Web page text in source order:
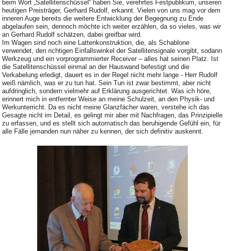
beim Wort „Satellitenschüssel“ haben Sie, verehrtes Festpublikum, unseren
heutigen Preisträger, Gerhard Rudolf, erkannt. Vielen von uns mag vor dem
inneren Auge bereits die weitere Entwicklung der Begegnung zu Ende
abgelaufen sein, dennoch möchte ich weiter erzählen, da so vieles, was wir
an Gerhard Rudolf schätzen, dabei greifbar wird.
Im Wagen sind noch eine Lattenkonstruktion, die, als Schablone
verwendet, den richtigen Einfallswinkel der Satellitensignale vorgibt, sodann
Werkzeug und ein vorprogrammierter Receiver – alles hat seinen Platz. Ist
die Satellitenschüssel einmal an der Hauswand befestigt und die
Verkabelung erledigt, dauert es in der Regel nicht mehr lange - Herr Rudolf
weiß nämlich, was er zu tun hat. Sein Tun ist zwar bestimmt, aber nicht
aufdringlich, sondern vielmehr auf Erklärung ausgerichtet. Was ich höre,
erinnert mich in entfernter Weise an meine Schulzeit, an den Physik- und
Werkunterricht. Da es nicht meine Glanzfächer waren, verstehe ich das
Gesagte nicht im Detail, es gelingt mir aber mit Nachfragen, das Prinzipielle
zu erfassen, und es stellt sich automatisch das beruhigende Gefühl ein, für
alle Fälle jemanden nun näher zu kennen, der sich definitiv auskennt.